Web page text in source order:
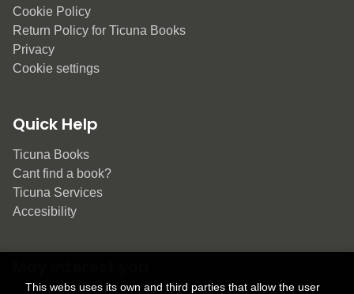
Cookie Policy
Return Policy for Ticuna Books
Privacy
Cookie settings
Quick Help
Ticuna Books
Cant find a book?
Ticuna Services
Accesibility
This webs uses its own and third parties that allow the user